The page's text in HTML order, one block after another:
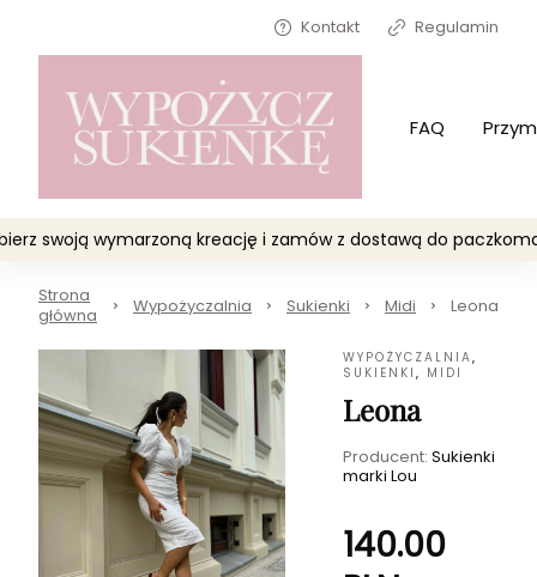
Kontakt Regulamin
FAQ
swoją wymarzoną kreację i zamów z dostawą do
Strona
główna
Wypożyczalnia Sukienki Midi Leona
WYPOŻYCZALNIA,
SUKIENKI, MIDI
Leona
Producent:Sukienki
marki Lou
140.00